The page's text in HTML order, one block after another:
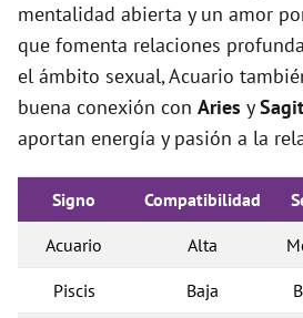
mentalidad abierta y un amor
que fomenta relaciones
el ámbito sexual, Acuario
buena conexión con Aries y
aportan energía y pasión a la
Signo Compatibilidad
Acuario Alta
Piscis Baja